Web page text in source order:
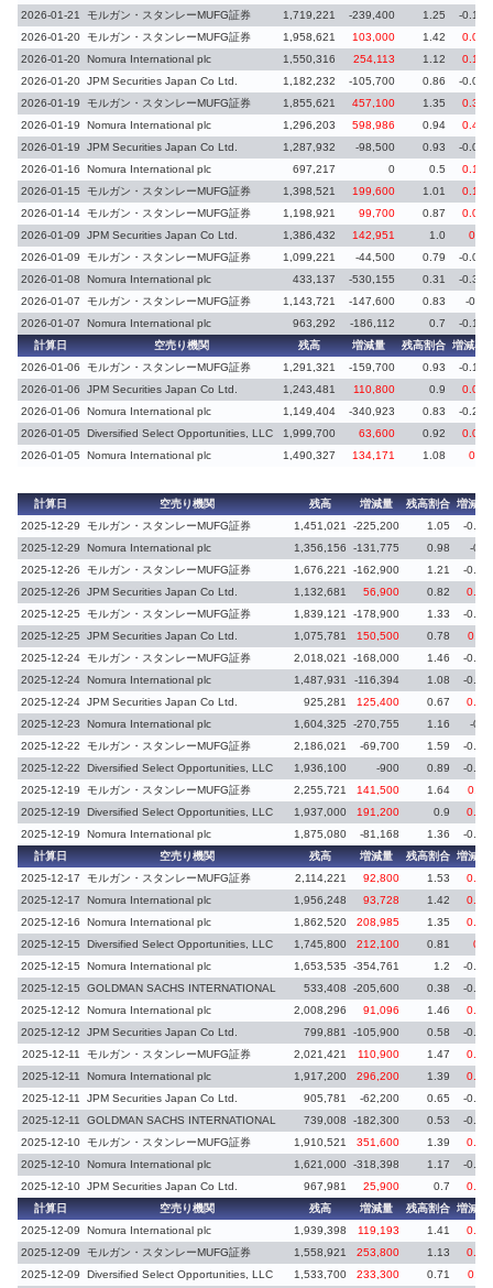
2026-01-21 モルガン・スタンレーMUFG証券 1,719,221 -239,400 1.25
-0.17
2026-01-20 モルガン・スタンレーMUFG証券 1,958,621 103,000 1.42
0.07
2026-01-20 Nomura International plc 1,550,316 254,113 1.12
0.18
2026-01-20 JPM Securities Japan Co Ltd. 1,182,232 -105,700 0.86
-0.07
2026-01-19
モルガン・スタンレーMUFG証券 1,855,621 457,100 1.35
0.34
2026-01-19
Nomura International plc 1,296,203 598,986 0.94
0.44
2026-01-19
JPM Securities Japan Co Ltd. 1,287,932 -98,500 0.93
-0.07
2026-01-16
Nomura International plc 697,217 0 0.5
0.12
2026-01-15
モルガン・スタンレーMUFG証券 1,398,521 199,600 1.01
0.14
2026-01-14 モルガン・スタンレーMUFG証券 1,198,921 99,700 0.87
0.08
2026-01-09
JPM Securities Japan Co Ltd. 1,386,432 142,951 1.0
0.1
2026-01-09
モルガン・スタンレーMUFG証券 1,099,221 -44,500 0.79
-0.04
2026-01-08
Nomura International plc 433,137 -530,155 0.31
-0.39
2026-01-07
モルガン・スタンレーMUFG証券 1,143,721 -147,600 0.83
-0.1
2026-01-07
Nomura International plc 963,292 -186,112 0.7
-0.13
計算日
空売り機関 残高 増減量 残高割合 増減率
2026-01-06
モルガン・スタンレーMUFG証券 1,291,321 -159,700 0.93
-0.12
2026-01-06
JPM Securities Japan Co Ltd. 1,243,481 110,800 0.9
0.08
2026-01-06
Nomura International plc 1,149,404 -340,923 0.83
-0.25
2026-01-05
Diversified Select Opportunities, LLC 1,999,700 63,600 0.92
0.03
2026-01-05
Nomura International plc 1,490,327 134,171 1.08 0.1
計算日 空売り機関 残高 増減量 残高割合 増減率
2025-12-29
モルガン・スタンレーMUFG証券 1,451,021 -225,200 1.05
-0.16
2025-12-29
Nomura International plc 1,356,156 -131,775 0.98
-0.1
2025-12-26
モルガン・スタンレーMUFG証券 1,676,221 -162,900 1.21
-0.12
2025-12-26
JPM Securities Japan Co Ltd. 1,132,681 56,900 0.82
0.04
2025-12-25
モルガン・スタンレーMUFG証券 1,839,121 -178,900 1.33
-0.13
2025-12-25
JPM Securities Japan Co Ltd. 1,075,781 150,500 0.78
0.11
2025-12-24 モルガン・スタンレーMUFG証券 2,018,021 -168,000 1.46
-0.13
2025-12-24 Nomura International plc 1,487,931 -116,394 1.08
-0.08
2025-12-24 JPM Securities Japan Co Ltd. 925,281 125,400 0.67
0.09
2025-12-23
Nomura International plc 1,604,325 -270,755 1.16
-0.2
2025-12-22
モルガン・スタンレーMUFG証券 2,186,021 -69,700 1.59
-0.05
2025-12-22
Diversified Select Opportunities, LLC 1,936,100 -900 0.89
-0.01
2025-12-19
モルガン・スタンレーMUFG証券 2,255,721 141,500 1.64
0.11
2025-12-19
Diversified Select Opportunities, LLC 1,937,000 191,200 0.9
0.09
2025-12-19
Nomura International plc 1,875,080 -81,168 1.36
-0.06
計算日
空売り機関 残高 増減量 残高割合 増減率
2025-12-17
モルガン・スタンレーMUFG証券 2,114,221 92,800 1.53
0.06
2025-12-17
Nomura International plc 1,956,248 93,728 1.42
0.07
2025-12-16
Nomura International plc 1,862,520 208,985 1.35
0.15
2025-12-15
Diversified Select Opportunities, LLC 1,745,800 212,100 0.81
0.1
2025-12-15
Nomura International plc 1,653,535 -354,761 1.2
-0.26
2025-12-15
GOLDMAN SACHS INTERNATIONAL 533,408 -205,600 0.38
-0.15
2025-12-12
Nomura International plc 2,008,296 91,096 1.46
0.07
2025-12-12
JPM Securities Japan Co Ltd. 799,881 -105,900 0.58
-0.07
2025-12-11
モルガン・スタンレーMUFG証券 2,021,421 110,900 1.47
0.08
2025-12-11
Nomura International plc 1,917,200 296,200 1.39
0.22
2025-12-11
JPM Securities Japan Co Ltd. 905,781 -62,200 0.65
-0.05
2025-12-11
GOLDMAN SACHS INTERNATIONAL 739,008 -182,300 0.53
-0.14
2025-12-10 モルガン・スタンレーMUFG証券 1,910,521 351,600 1.39
0.26
2025-12-10 Nomura International plc 1,621,000 -318,398 1.17
-0.24
2025-12-10 JPM Securities Japan Co Ltd. 967,981 25,900 0.7
0.02
計算日
空売り機関 残高 増減量 残高割合 増減率
2025-12-09
Nomura International plc 1,939,398 119,193 1.41
0.09
2025-12-09
モルガン・スタンレーMUFG証券 1,558,921 253,800 1.13
0.19
2025-12-09
Diversified Select Opportunities, LLC 1,533,700 233,300 0.71
0.11